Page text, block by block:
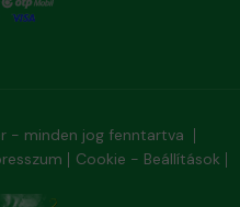
- minden jog fenntartva
Cookie - Beállítások